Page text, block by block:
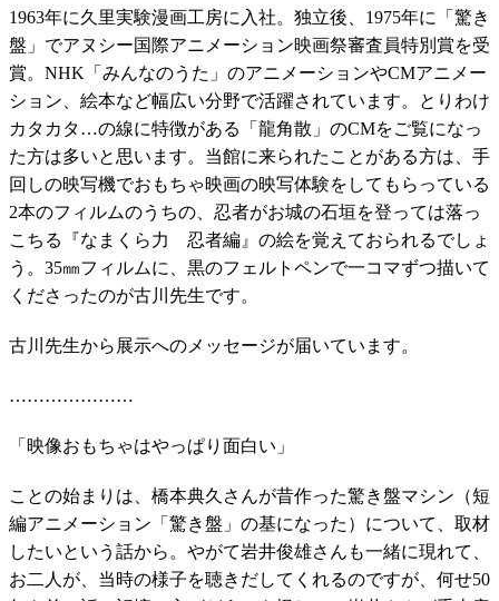
1963年に久里実験漫画工房に入社。独立後、1975年に「驚き
盤」でアヌシー国際アニメーション映画祭審査員特別賞を受
賞。NHK「みんなのうた」のアニメーションやCMアニメー
ション、絵本など幅広い分野で活躍されています。とりわけ
カタカタ…の線に特徴がある「龍角散」のCMをご覧になっ
た方は多いと思います。当館に来られたことがある方は、手
回しの映写機でおもちゃ映画の映写体験をしてもらっている
2本のフィルムのうちの、忍者がお城の石垣を登っては落っ
こちる『なまくら力 忍者編』の絵を覚えておられるでしょ
う。35㎜フィルムに、黒のフェルトペンで一コマずつ描いて
くださったのが古川先生です。
古川先生から展示へのメッセージが届いています。
…………………
「映像おもちゃはやっぱり面白い」
ことの始まりは、橋本典久さんが昔作った驚き盤マシン（短
編アニメーション「驚き盤」の基になった）について、取材
したいという話から。やがて岩井俊雄さんも一緒に現れて、
お二人が、当時の様子を聴きだしてくれるのですが、何せ50